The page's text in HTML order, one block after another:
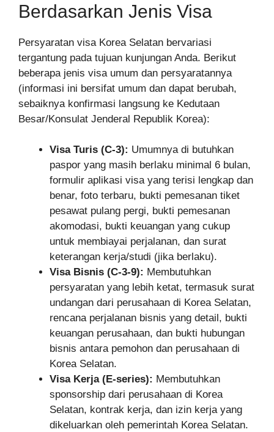
Berdasarkan Jenis Visa
Persyaratan visa Korea Selatan bervariasi
tergantung pada tujuan kunjungan Anda. Berikut
beberapa jenis visa umum dan persyaratannya
(informasi ini bersifat umum dan dapat berubah,
sebaiknya konfirmasi langsung ke Kedutaan
Besar/Konsulat Jenderal Republik Korea):
Visa Turis (C-3): Umumnya di butuhkan
paspor yang masih berlaku minimal 6 bulan,
formulir aplikasi visa yang terisi lengkap dan
benar, foto terbaru, bukti pemesanan tiket
pesawat pulang pergi, bukti pemesanan
akomodasi, bukti keuangan yang cukup
untuk membiayai perjalanan, dan surat
keterangan kerja/studi (jika berlaku).
Visa Bisnis (C-3-9): Membutuhkan
persyaratan yang lebih ketat, termasuk surat
undangan dari perusahaan di Korea Selatan,
rencana perjalanan bisnis yang detail, bukti
keuangan perusahaan, dan bukti hubungan
bisnis antara pemohon dan perusahaan di
Korea Selatan.
Visa Kerja (E-series): Membutuhkan
sponsorship dari perusahaan di Korea
Selatan, kontrak kerja, dan izin kerja yang
dikeluarkan oleh pemerintah Korea Selatan.